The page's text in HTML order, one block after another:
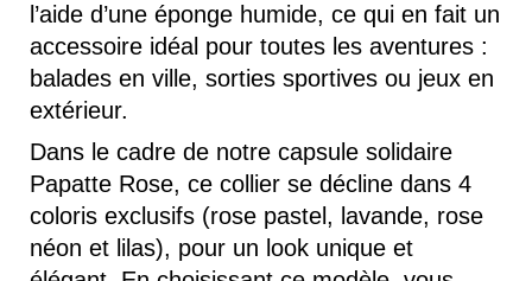
l’aide d’une éponge humide, ce qui en fait un
accessoire idéal pour toutes les aventures :
balades en ville, sorties sportives ou jeux en
extérieur.
Dans le cadre de notre capsule solidaire
Papatte Rose, ce collier se décline dans 4
coloris exclusifs (rose pastel, lavande, rose
néon et lilas), pour un look unique et